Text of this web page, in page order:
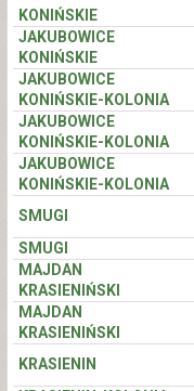
KONIŃSKIE
JAKUBOWICE
KONIŃSKIE
JAKUBOWICE
KONIŃSKIE-KOLONIA
JAKUBOWICE
KONIŃSKIE-KOLONIA
JAKUBOWICE
KONIŃSKIE-KOLONIA
SMUGI
SMUGI
MAJDAN
KRASIENIŃSKI
MAJDAN
KRASIENIŃSKI
KRASIENIN